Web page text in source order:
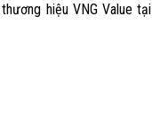
hiệu VNG Value tại